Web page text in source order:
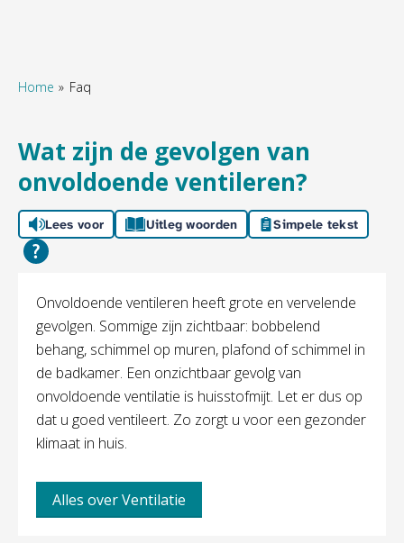
Naar hoofdinhoud
Naar hoofdnavigatiemenu
Home Faq
Wat zijn de gevolgen van
onvoldoende ventileren?
Lees voor Uitleg woorden Simpele tekst
Algemeen
​Onvoldoende ventileren heeft grote en vervelende
gevolgen. Sommige zijn zichtbaar: bobbelend
behang, schimmel op muren, plafond of schimmel in
de badkamer. Een onzichtbaar gevolg van
onvoldoende ventilatie is huisstofmijt. Let er dus op
dat u goed ventileert. Zo zorgt u voor een gezonder
klimaat in huis.
Alles over Ventilatie